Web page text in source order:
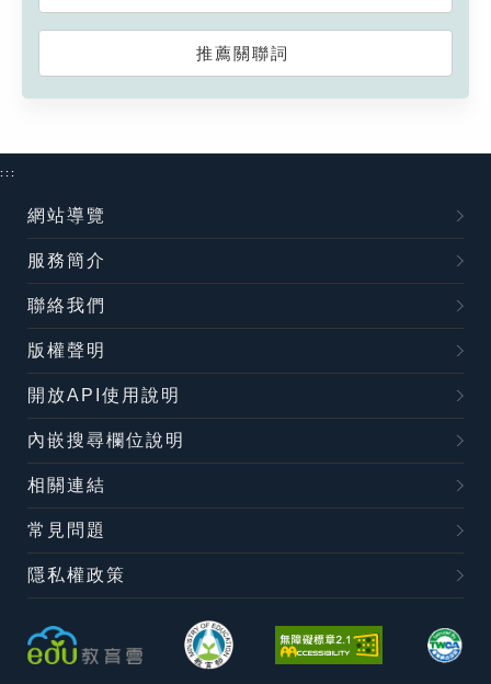
推薦關聯詞
:::
網站導覽
服務簡介
聯絡我們
版權聲明
開放API使用說明
內嵌搜尋欄位說明
相關連結
常見問題
隱私權政策